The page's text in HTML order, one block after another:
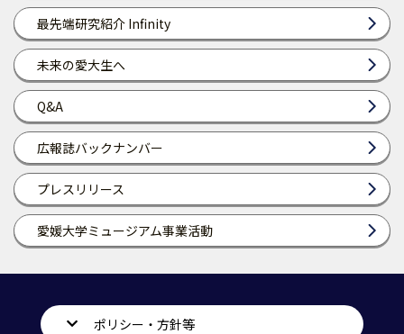
最先端研究紹介 Infinity
未来の愛大生へ
Q&A
広報誌バックナンバー
プレスリリース
愛媛大学ミュージアム事業活動
ポリシー・方針等